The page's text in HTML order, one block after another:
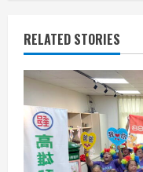
u
e
R
e
RELATED STORIES